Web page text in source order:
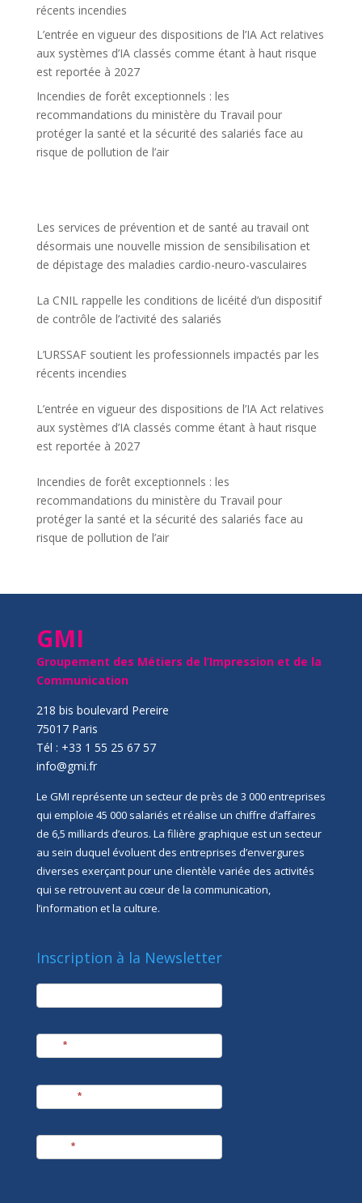
récents incendies
L’entrée en vigueur des dispositions de l’IA Act relatives
aux systèmes d’IA classés comme étant à haut risque
est reportée à 2027
Incendies de forêt exceptionnels : les
recommandations du ministère du Travail pour
protéger la santé et la sécurité des salariés face au
risque de pollution de l’air
Les services de prévention et de santé au travail ont
désormais une nouvelle mission de sensibilisation et
de dépistage des maladies cardio-neuro-vasculaires
La CNIL rappelle les conditions de licéité d’un dispositif
de contrôle de l’activité des salariés
L’URSSAF soutient les professionnels impactés par les
récents incendies
L’entrée en vigueur des dispositions de l’IA Act relatives
aux systèmes d’IA classés comme étant à haut risque
est reportée à 2027
Incendies de forêt exceptionnels : les
recommandations du ministère du Travail pour
protéger la santé et la sécurité des salariés face au
risque de pollution de l’air
GMI
Groupement des Métiers de l’Impression et de la
Communication
218 bis boulevard Pereire
75017 Paris
Tél : +33 1 55 25 67 57
info@gmi.fr
Le GMI représente un secteur de près de 3 000 entreprises
qui emploie 45 000 salariés et réalise un chiffre d’affaires
de 6,5 milliards d’euros. La filière graphique est un secteur
au sein duquel évoluent des entreprises d’envergures
diverses exerçant pour une clientèle variée des activités
qui se retrouvent au cœur de la communication,
l’information et la culture.
Inscription à la Newsletter
newsletter
*
*
*